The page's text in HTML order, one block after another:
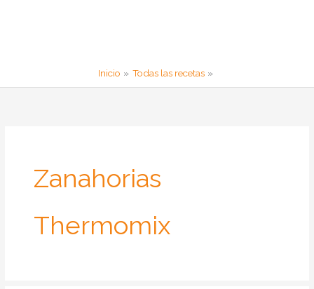
Inicio Todas las recetas
Zanahorias
Thermomix